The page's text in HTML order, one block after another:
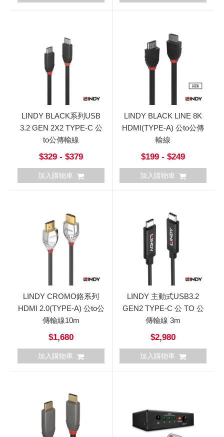
LINDY BLACK系列USB
3.2 GEN 2X2 TYPE-C 公
to公傳輸線
$329 - $379
加入購物車
LINDY BLACK LINE 8K
HDMI(TYPE-A) 公to公傳
輸線
$199 - $249
加入購物車
LINDY CROMO鉻系列
HDMI 2.0(TYPE-A) 公to公
傳輸線10m
$1,680
加入購物車
LINDY 主動式USB3.2
GEN2 TYPE-C 公 TO 公
傳輸線 3m
$2,980
加入購物車